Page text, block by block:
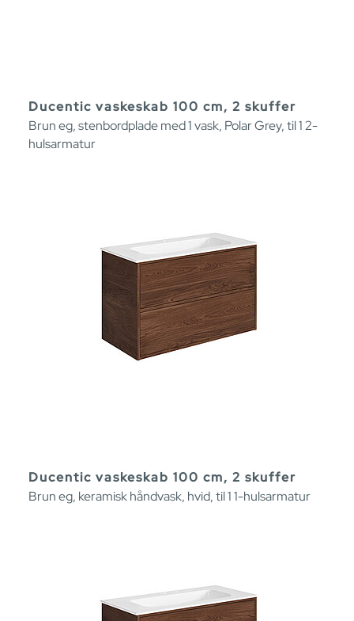
Ducentic vaskeskab 100 cm, 2 skuffer
Brun eg, stenbordplade med 1 vask, Polar Grey, til 1 2-
hulsarmatur
Ducentic vaskeskab 100 cm, 2 skuffer
Brun eg, keramisk håndvask, hvid, til 1 1-hulsarmatur